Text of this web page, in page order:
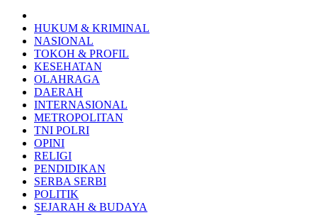
HUKUM & KRIMINAL
NASIONAL
TOKOH & PROFIL
KESEHATAN
OLAHRAGA
DAERAH
INTERNASIONAL
METROPOLITAN
TNI POLRI
OPINI
RELIGI
PENDIDIKAN
SERBA SERBI
POLITIK
SEJARAH & BUDAYA